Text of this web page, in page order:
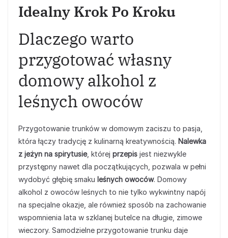
Idealny Krok Po Kroku
Dlaczego warto
przygotować własny
domowy alkohol z
leśnych owoców
Przygotowanie trunków w domowym zaciszu to pasja,
która łączy tradycję z kulinarną kreatywnością. Nalewka
z jeżyn na spirytusie, której przepis jest niezwykle
przystępny nawet dla początkujących, pozwala w pełni
wydobyć głębię smaku leśnych owoców. Domowy
alkohol z owoców leśnych to nie tylko wykwintny napój
na specjalne okazje, ale również sposób na zachowanie
wspomnienia lata w szklanej butelce na długie, zimowe
wieczory. Samodzielne przygotowanie trunku daje